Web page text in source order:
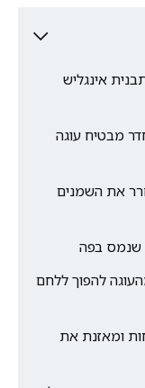
אינגליש
מבטיח עוגה
את השמנים
שנמס בפה
להפוך ללחם
ומאזנת את